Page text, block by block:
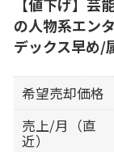
の人物系エン
デックス早め/
希望売却価格
売上/月（直
近）